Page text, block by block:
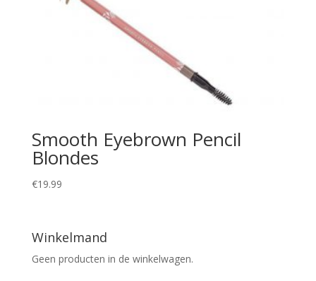
Smooth Eyebrown Pencil
Blondes
€19.99
Winkelmand
Geen producten in de winkelwagen.